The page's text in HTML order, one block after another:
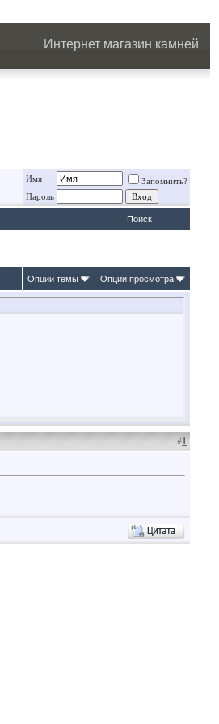
Интернет магазин камней
Имя
Запомнить?
Пароль
Поиск
Опции темы Опции просмотра
#1